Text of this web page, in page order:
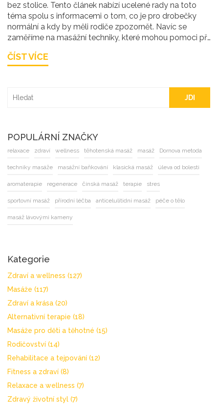
bez stolice. Tento článek nabízí ucelené rady na toto
téma spolu s informacemi o tom, co je pro drobečky
normální a kdy by měli rodiče zpozornět. Navíc se
zaměříme na masážní techniky, které mohou pomoci při
trávení a poskytnout úlevu vašim nejmenším.
ČÍST VÍCE
JDI
POPULÁRNÍ ZNAČKY
relaxace zdraví wellness těhotenská masáž masáž Dornova metoda
techniky masáže masážní baňkování klasická masáž úleva od bolesti
aromaterapie regenerace čínská masáž terapie stres
sportovní masáž přírodní léčba anticelulitidní masáž péče o tělo
masáž lávovými kameny
Kategorie
Zdraví a wellness (127)
Masáže (117)
Zdraví a krása (20)
Alternativní terapie (18)
Masáže pro děti a těhotné (15)
Rodičovství (14)
Rehabilitace a tejpování (12)
Fitness a zdraví (8)
Relaxace a wellness (7)
Zdravý životní styl (7)